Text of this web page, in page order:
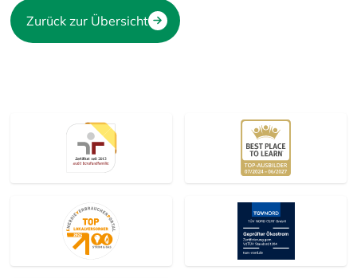
Zurück zur Übersicht